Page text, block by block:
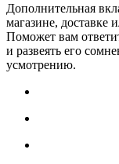
Дополнительная
магазине, доставке
Поможет вам
и развеять его
усмотрению.